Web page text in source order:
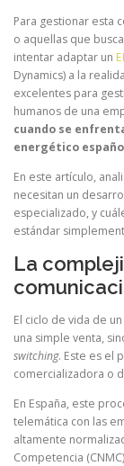
Para gestionar esta
o aquellas que
intentar adaptar un
Dynamics) a la
excelentes para
humanos de una
cuando se
energético
En este artículo,
necesitan un
especializado, y
estándar
La
El ciclo de vida de
una simple venta,
switching. Este es el
comercializadora o
En España, este
telemática con las
altamente
Competencia